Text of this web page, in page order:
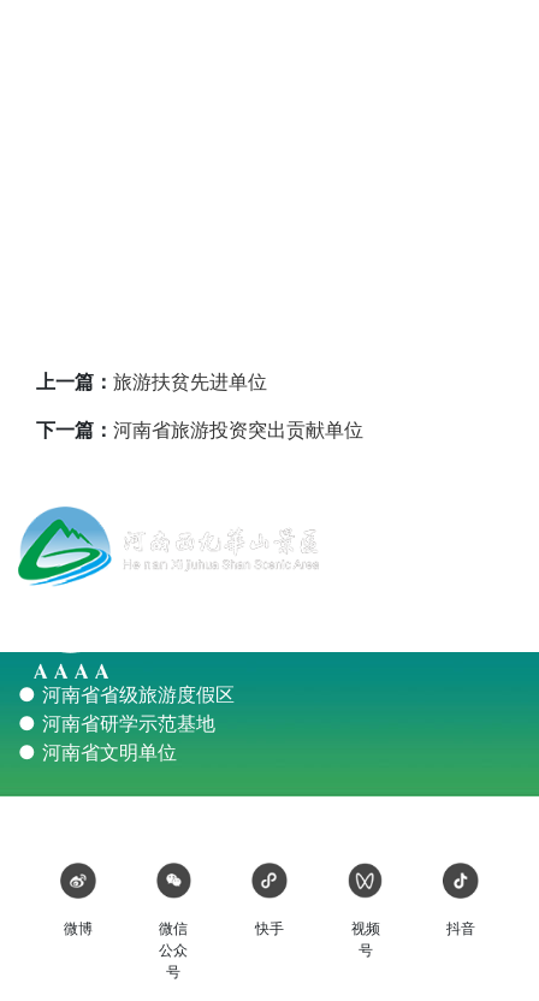
上一篇： 旅游扶贫先进单位
下一篇： 河南省旅游投资突出贡献单位
● 河南省省级旅游度假区
● 河南省研学示范基地
● 河南省文明单位
微博
微信
公众
号
快手
视频
号
抖音